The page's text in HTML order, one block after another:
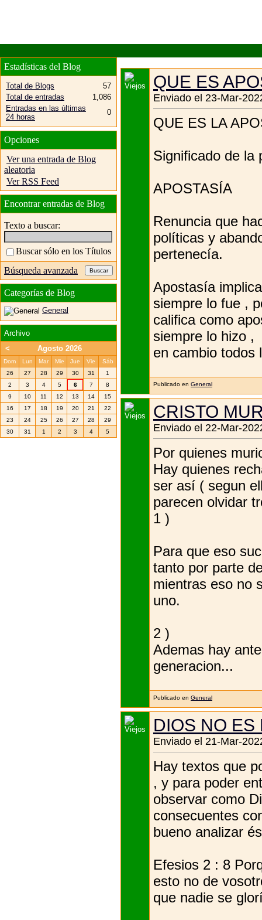
QUE ES
Enviado el 23-Mar-
QUE ES LA
Significado de la
APOSTASÍA
Renuncia que
políticas y
pertenecía.
Apostasía
siempre lo fue ,
califica como
siempre lo hizo ,
en cambio todos
Publicado en General
CRISTO
Enviado el 22-Mar-
Por quienes
Hay quienes
ser así ( segun
parecen olvidar
1 )
Para que eso
tanto por parte
mientras eso no
uno.
2 )
Ademas hay
generacion...
Publicado en General
DIOS NO ES
Enviado el 21-Mar-
Hay textos que
, y para poder
observar como
consecuentes
bueno analizar
Efesios 2 : 8
esto no de
que nadie se
Estadísticas del Blog
Total de Blogs
57
Total de entradas
1,086
Entradas en las últimas
24 horas
0
Opciones
Ver una entrada de Blog
aleatoria
Ver RSS Feed
Encontrar entradas de Blog
Texto a buscar:
Buscar sólo en los Títulos
Búsqueda avanzada
Categorías de Blog
General
Archivo
<
Agosto 2026
Dom Lun Mar Mie Jue Vie
Sáb
26
27 28 29 30 31
1
2
3 4 5 6 7
8
9
10 11 12 13 14
15
16
17 18 19 20 21
22
23
24 25 26 27 28
29
30
31 1 2 3 4 5